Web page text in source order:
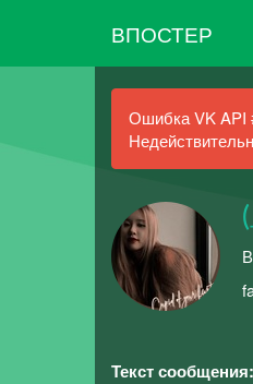
ВПОСТЕР
Ошибка VK API
Текст сообщения: